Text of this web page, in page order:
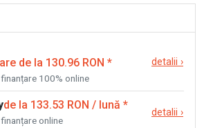
de la 130.96 RON *
finanțare 100% online
detalii ›
de la 133.53 RON / lună *
online
detalii ›